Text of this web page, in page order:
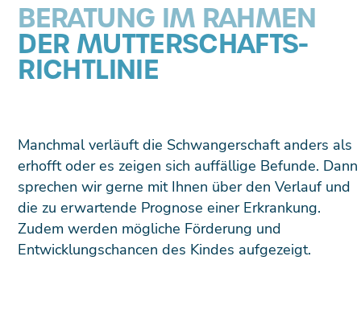
BERATUNG IM RAHMEN
DER MUTTER­SCHAFTS­
RICHT­LINIE
Manchmal verläuft die Schwangerschaft anders als
erhofft oder es zeigen sich auffällige Befunde. Dann
sprechen wir gerne mit Ihnen über den Verlauf und
die zu erwartende Prognose einer Erkrankung.
Zudem werden mögliche Förderung und
Entwicklungschancen des Kindes aufgezeigt.